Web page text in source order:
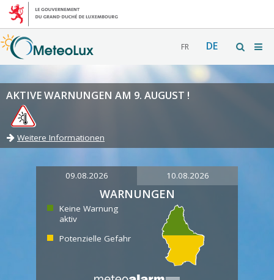
FR DE
AKTIVE WARNUNGEN AM 9. AUGUST !
Weitere Informationen
09.08.2026 10.08.2026
WARNUNGEN
Keine Warnung
aktiv
Potenzielle Gefahr